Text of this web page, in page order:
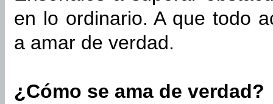
en lo ordinario. A que todo
a amar de verdad.
¿Cómo se ama de verdad?